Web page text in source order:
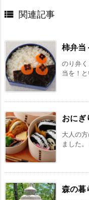
 関連記事
柿弁当
のり弁
当を！
おにぎ
大人の
ました
森の暮